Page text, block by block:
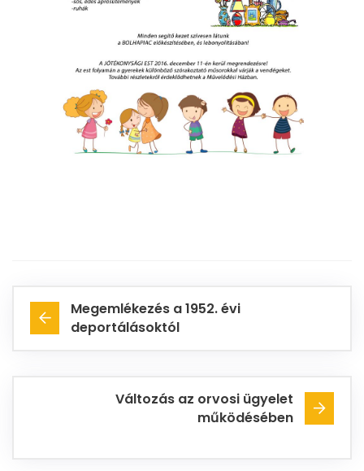
Megemlékezés a 1952. évi
deportálásoktól
Változás az orvosi ügyelet
működésében